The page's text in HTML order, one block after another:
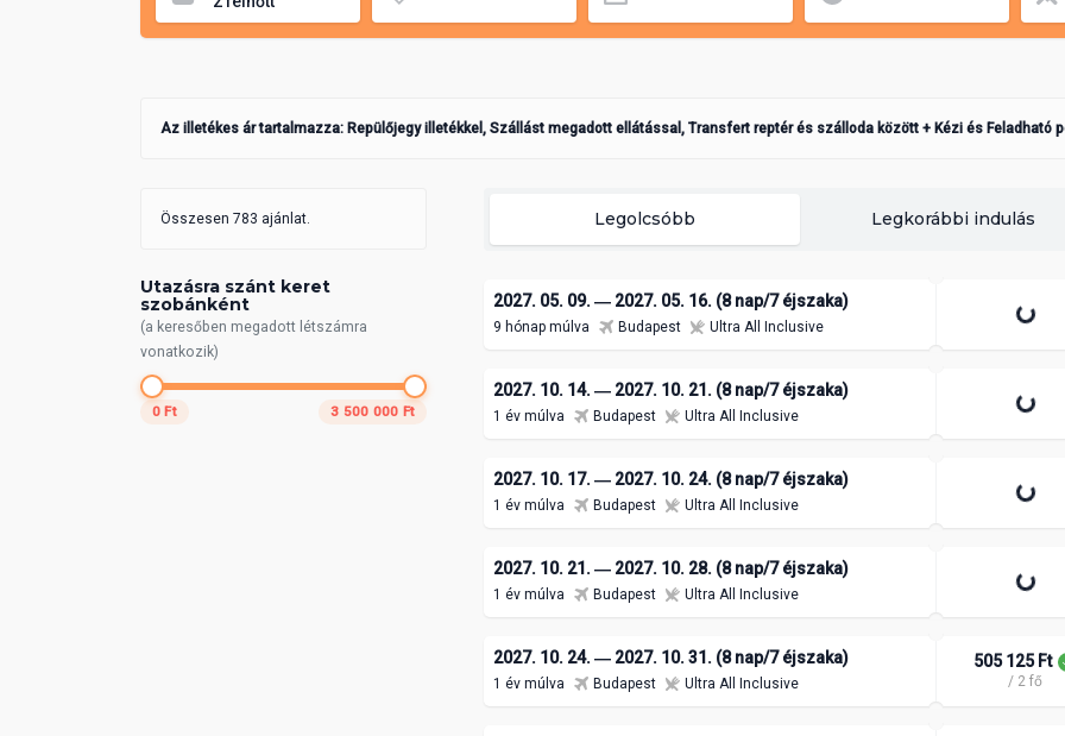
Az illetékes ár tartalmazza: Repülőjegy illetékkel, Szállást megadott ellátással, Transfert reptér és szálloda között + Kézi és Feladható
Összesen 783 ajánlat.
Utazásra szánt keret
szobánként
(a keresőben megadott létszámra
vonatkozik)
0 Ft 3 500 000 Ft
Legolcsóbb Legkorábbi indulás
2027. 05. 09. ― 2027. 05. 16. (8 nap/7 éjszaka)
9 hónap múlva Budapest Ultra All Inclusive
2027. 10. 14. ― 2027. 10. 21. (8 nap/7 éjszaka)
1 év múlva Budapest Ultra All Inclusive
2027. 10. 17. ― 2027. 10. 24. (8 nap/7 éjszaka)
1 év múlva Budapest Ultra All Inclusive
2027. 10. 21. ― 2027. 10. 28. (8 nap/7 éjszaka)
1 év múlva Budapest Ultra All Inclusive
2027. 10. 24. ― 2027. 10. 31. (8 nap/7 éjszaka)
1 év múlva Budapest Ultra All Inclusive
505 125 Ft
/ 2 fő